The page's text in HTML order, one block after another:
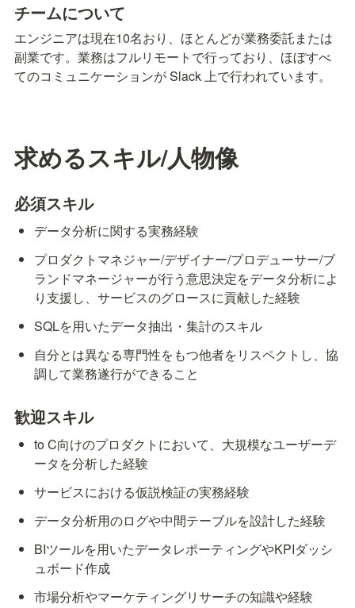
チームについて
エンジニアは現在10名おり、ほとんどが業務委託または
副業です。業務はフルリモートで行っており、ほぼすべ
てのコミュニケーションが Slack 上で行われています。
求めるスキル/人物像
必須スキル
データ分析に関する実務経験
プロダクトマネジャー/デザイナー/プロデューサー/ブ
ランドマネージャーが行う意思決定をデータ分析によ
り支援し、サービスのグロースに貢献した経験
SQLを用いたデータ抽出・集計のスキル
自分とは異なる専門性をもつ他者をリスペクトし、協
調して業務遂行ができること
歓迎スキル
to C向けのプロダクトにおいて、大規模なユーザーデ
ータを分析した経験
サービスにおける仮説検証の実務経験
データ分析用のログや中間テーブルを設計した経験
BIツールを用いたデータレポーティングやKPIダッシ
ュボード作成
市場分析やマーケティングリサーチの知識や経験